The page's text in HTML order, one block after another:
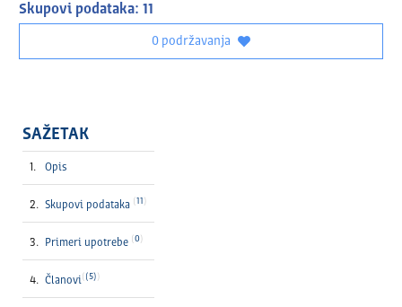
Skupovi podataka: 11
0 podržavanja
SAŽETAK
Opis
Skupovi podataka 11
Primeri upotrebe 0
Članovi (5)